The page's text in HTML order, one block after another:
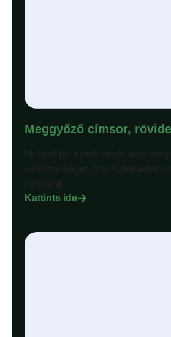
Meggyőző címsor,
Mutasd be a problémát, amit
célközönséget, bizonyítékaidat
funkciód.
Kattints ide